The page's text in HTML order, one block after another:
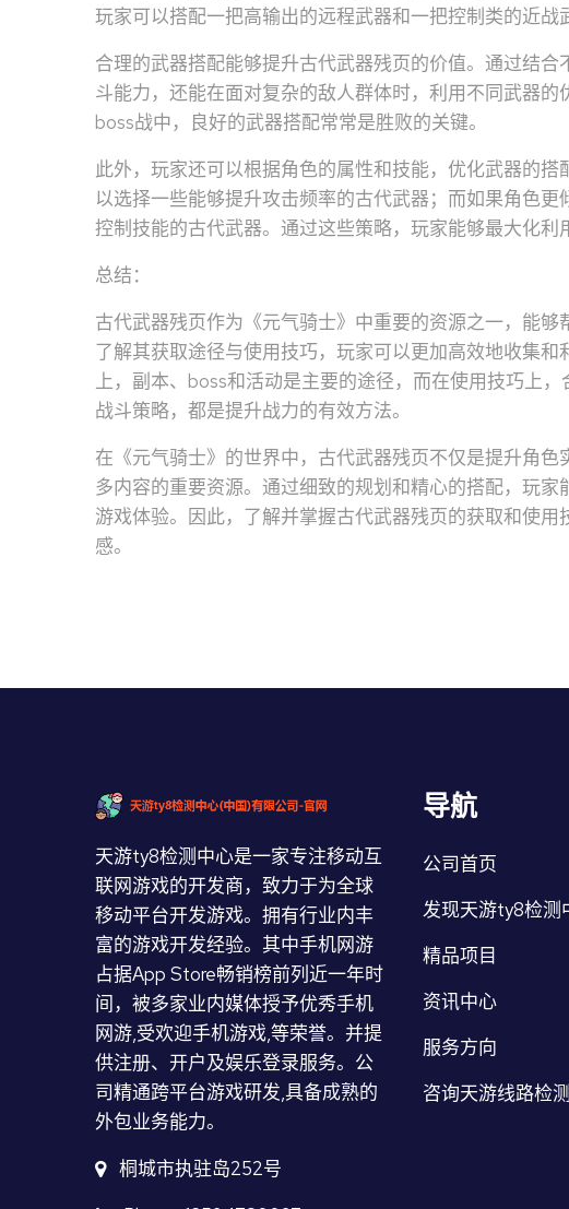
玩家可以搭配一把高输出的远程武器和一把控制类的近战
合理的武器搭配能够提升古代武器残页的价值。通过结
斗能力，还能在面对复杂的敌人群体时，利用不同武器
boss战中，良好的武器搭配常常是胜败的关键。
此外，玩家还可以根据角色的属性和技能，优化武器的
以选择一些能够提升攻击频率的古代武器；而如果角色
控制技能的古代武器。通过这些策略，玩家能够最大化利
总结：
古代武器残页作为《元气骑士》中重要的资源之一，能
了解其获取途径与使用技巧，玩家可以更加高效地收集
上，副本、boss和活动是主要的途径，而在使用技巧上
战斗策略，都是提升战力的有效方法。
在《元气骑士》的世界中，古代武器残页不仅是提升角
多内容的重要资源。通过细致的规划和精心的搭配，玩
游戏体验。因此，了解并掌握古代武器残页的获取和使
感。
天游ty8检测中心是一家专注移动互
联网游戏的开发商，致力于为全球
移动平台开发游戏。拥有行业内丰
富的游戏开发经验。其中手机网游
占据App Store畅销榜前列近一年时
间，被多家业内媒体授予优秀手机
网游,受欢迎手机游戏,等荣誉。并提
供注册、开户及娱乐登录服务。公
司精通跨平台游戏研发,具备成熟的
外包业务能力。
桐城市执驻岛252号
导航
公司首页
发现天游ty8检测
精品项目
资讯中心
服务方向
咨询天游线路检